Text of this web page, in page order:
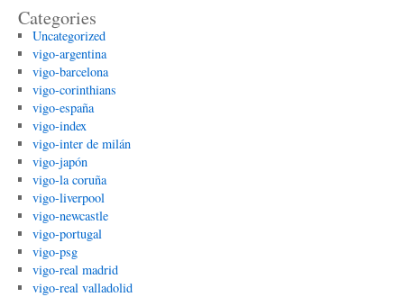
Categories
Uncategorized
vigo-argentina
vigo-barcelona
vigo-corinthians
vigo-españa
vigo-index
vigo-inter de milán
vigo-japón
vigo-la coruña
vigo-liverpool
vigo-newcastle
vigo-portugal
vigo-psg
vigo-real madrid
vigo-real valladolid